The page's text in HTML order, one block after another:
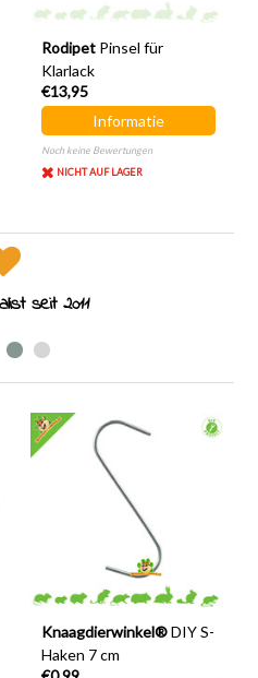
Rodipet Pinsel für
Klarlack
€13,95
Informatie
Noch keine Bewertungen
NICHT AUF LAGER
seit 2011
Knaagdierwinkel® DIY S-
Haken 7 cm